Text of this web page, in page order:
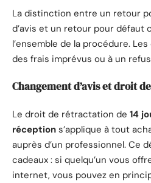
La distinction entre un retour
d’avis et un retour pour défaut
l’ensemble de la procédure.
des frais imprévus ou à un
Changement d’avis et droit
Le droit de rétractation de 14
réception s’applique à tout
auprès d’un professionnel. Ce
cadeaux : si quelqu’un vous
internet, vous pouvez en